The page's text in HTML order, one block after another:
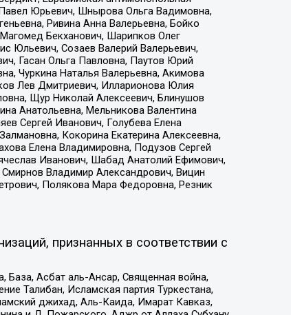
Юрьевич, Шнырова Ольга Вадимовна,
Ривина Анна Валерьевна, Бойко
Бекханович, Шарипков Олег
Юльевич, Созаев Валерий Валерьевич,
Гасан Ольга Павловна, Паутов Юрий
Чуркина Наталья Валерьевна, Акимова
Лев Дмитриевич, Илларионова Юлия
Щур Николай Алексеевич, Блинушов
Анатольевна, Мельникова Валентина
Сергей Иванович, Голубева Елена
Кокорина Екатерина Алексеевна,
Елена Владимировна, Подузов Сергей
Иванович, Шабад Анатолий Ефимович,
Владимир Александрович, Вицин
Полякова Мара Федоровна, Резник
признанных в соответствии с
Асбат аль-Ансар, Священная война,
Талибан, Исламская партия Туркестана,
джихад, Аль-Каида, Имарат Кавказ,